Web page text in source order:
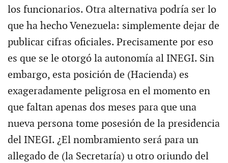
los funcionarios. Otra alternativa podría ser lo
que ha hecho Venezuela: simplemente dejar de
publicar cifras oficiales. Precisamente por eso
es que se le otorgó la autonomía al INEGI. Sin
embargo, esta posición de (Hacienda) es
exageradamente peligrosa en el momento en
que faltan apenas dos meses para que una
nueva persona tome posesión de la presidencia
del INEGI. ¿El nombramiento será para un
allegado de (la Secretaría) u otro oriundo del